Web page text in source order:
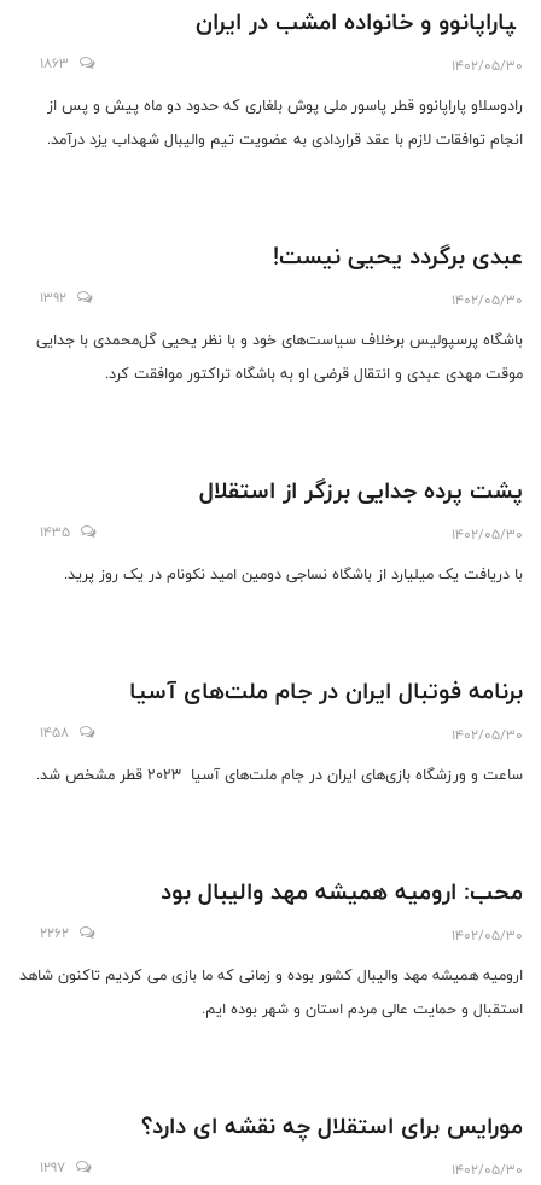
‍ ‍پاراپانوو و خانواده امشب در ایران
1402/05/30
1863
رادوسلاو پاراپانوو قطر پاسور ملی پوش بلغاری که حدود دو ماه ‌پیش و پس از
انجام توافقات لازم با عقد قراردادی به عضویت تیم والیبال شهداب یزد درآمد.
عبدی برگردد یحیی نیست‌!
1402/05/30
1392
باشگاه پرسپولیس برخلاف سیاست‌های خود و با نظر یحیی گل‌محمدی با جدایی
موقت مهدی عبدی و انتقال قرضی او به باشگاه تراکتور موافقت کرد.
پشت پرده جدایی برزگر از استقلال
1402/05/30
1435
با دریافت یک میلیارد از باشگاه نساجی دومین امید نکونام در یک روز پرید.
برنامه فوتبال ایران در جام ملت‌های آسیا
1402/05/30
1458
ساعت و ورزشگاه‌ بازی‌های ایران در جام ملت‌های آسیا 2023 قطر مشخص شد.
محب: ارومیه همیشه مهد والیبال بود
1402/05/30
2262
ارومیه همیشه مهد والیبال کشور بوده و زمانی که ما بازی می کردیم تاکنون شاهد
استقبال و حمایت عالی مردم استان و شهر بوده ایم.
مورایس برای استقلال چه نقشه ای دارد؟
1402/05/30
1297